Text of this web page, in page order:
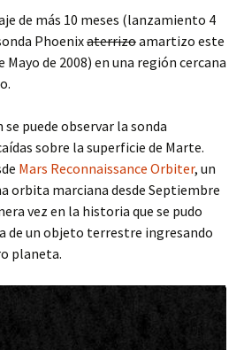
de más 10 meses (lanzamiento 4
Phoenixaterrizoamartizo este
de 2008) en una región cercana
puede observar la sonda
sobre la superficie de Marte.
Mars Reconnaissance Orbiter, un
orbita marciana desde Septiembre
vez en la historia que se pudo
de un objeto terrestre ingresando
planeta.